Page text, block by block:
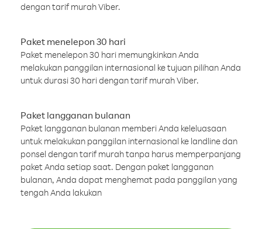
dengan tarif murah Viber.
Paket menelepon 30 hari
Paket menelepon 30 hari memungkinkan Anda
melakukan panggilan internasional ke tujuan pilihan Anda
untuk durasi 30 hari dengan tarif murah Viber.
Paket langganan bulanan
Paket langganan bulanan memberi Anda keleluasaan
untuk melakukan panggilan internasional ke landline dan
ponsel dengan tarif murah tanpa harus memperpanjang
paket Anda setiap saat. Dengan paket langganan
bulanan, Anda dapat menghemat pada panggilan yang
tengah Anda lakukan